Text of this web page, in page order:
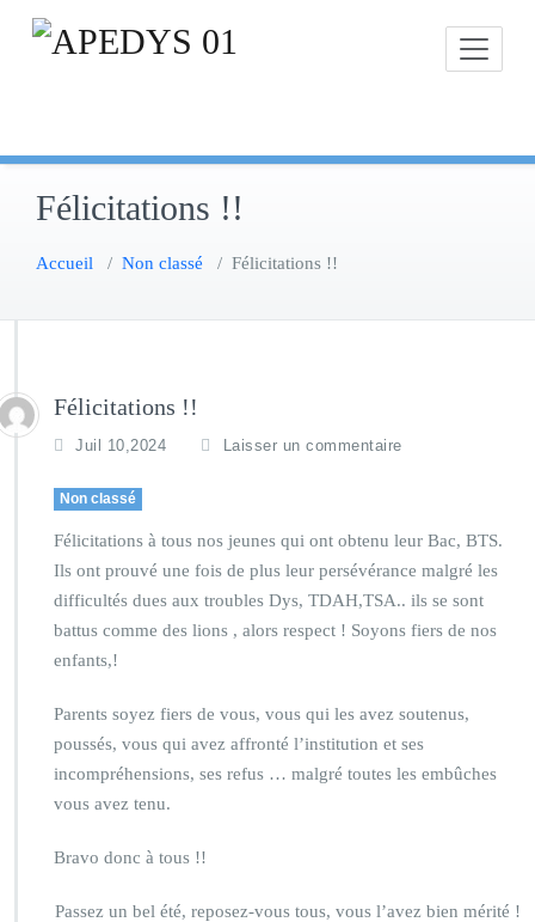
Skip
Félicitations !!
Accueil / Non classé / Félicitations !!
Félicitations !!
Juil 10,2024 Laisser un commentaire
Non classé
Félicitations à tous nos jeunes qui ont obtenu leur Bac, BTS.
Ils ont prouvé une fois de plus leur persévérance malgré les
difficultés dues aux troubles Dys, TDAH,TSA.. ils se sont
battus comme des lions , alors respect ! Soyons fiers de nos
enfants,!
Parents soyez fiers de vous, vous qui les avez soutenus,
poussés, vous qui avez affronté l’institution et ses
incompréhensions, ses refus … malgré toutes les embûches
vous avez tenu.
Bravo donc à tous !!
Passez un bel été, reposez-vous tous, vous l’avez bien mérité !